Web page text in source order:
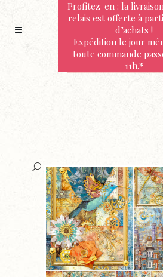
Profitez-en : la
relais est offerte à
d’achats !
Expédition le jour
toute commande
11h.*